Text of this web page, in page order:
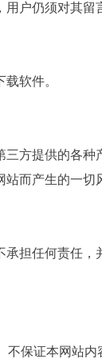
户仍须对其留
软件。
方提供的各种
而产生的一切
担任何责任
保证本网站